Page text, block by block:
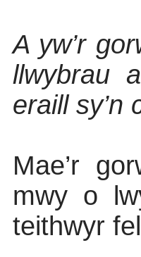
A yw’r
llwybrau
eraill sy’n
Mae’r
mwy o
teithwyr